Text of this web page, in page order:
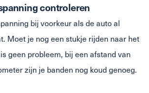
controleren
bij voorkeur als de auto al
Moet je nog een stukje rijden naar het
geen probleem, bij een afstand van
zijn je banden nog koud genoeg.